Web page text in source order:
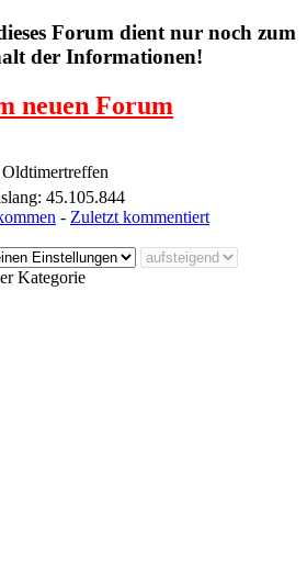
Forum dient nur noch zum
der Informationen!
neuen Forum
Oldtimertreffen
45.105.844
- Zuletzt kommentiert
Kategorie